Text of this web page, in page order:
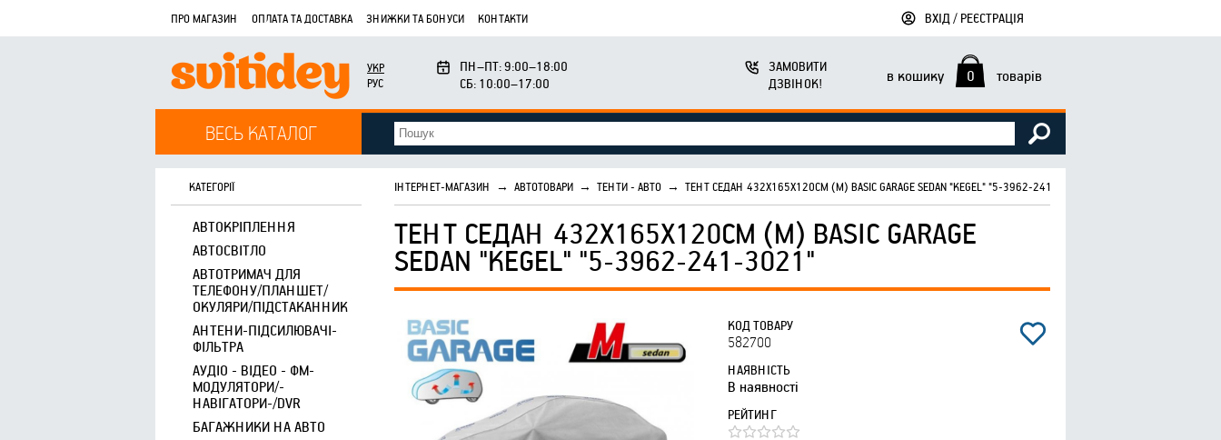
ПРО МАГАЗИН ОПЛАТА ТА ДОСТАВКА ЗНИЖКИ ТА БОНУСИ КОНТАКТИ ВХІД / РЕЄСТРАЦІЯ
УКР
РУС
ПН–ПТ: 9:00–18:00
СБ: 10:00–17:00
ЗАМОВИТИ
ДЗВІНОК!
в кошику 0 товарів
ВЕСЬ КАТАЛОГ
КАТЕГОРІЇ
АВТОКРІПЛЕННЯ
АВТОСВІТЛО
АВТОТРИМАЧ ДЛЯ
ТЕЛЕФОНУ/ПЛАНШЕТ/
ОКУЛЯРИ/ПІДСТАКАННИК
АНТЕНИ-ПІДСИЛЮВАЧІ-
ФІЛЬТРА
АУДІО - ВІДЕО - ФМ-
МОДУЛЯТОРИ/-
НАВІГАТОРИ-/DVR
БАГАЖНИКИ НА АВТО
ІНТЕРНЕТ-МАГАЗИН → АВТОТОВАРИ → ТЕНТИ - АВТО → ТЕНТ СЕДАН 432X165X120СМ (M) BASIC GARAGE SEDAN "KEGEL" "5-3962-241-3021"
ТЕНТ СЕДАН 432X165X120СМ (M) BASIC GARAGE
SEDAN "KEGEL" "5-3962-241-3021"
КОД ТОВАРУ
582700
НАЯВНІСТЬ
В наявності
РЕЙТИНГ